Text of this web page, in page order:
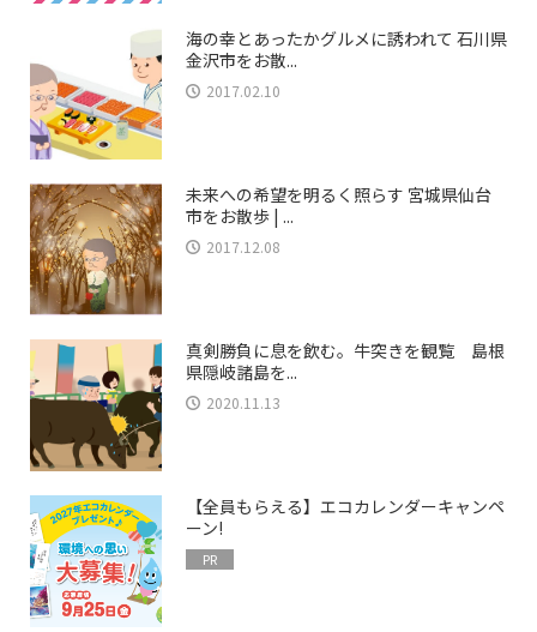
海の幸とあったかグルメに誘われて 石川県
金沢市をお散...
2017.02.10
未来への希望を明るく照らす 宮城県仙台
市をお散歩 | ...
2017.12.08
真剣勝負に息を飲む。牛突きを観覧 島根
県隠岐諸島を...
2020.11.13
【全員もらえる】エコカレンダーキャンペ
ーン!
PR